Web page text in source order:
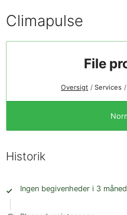
Climapulse
File
Oversigt Services
Historik
Ingen begivenheder i 3